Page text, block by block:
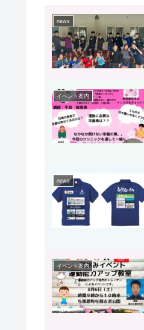
news
イベント案内
news
イベント案内